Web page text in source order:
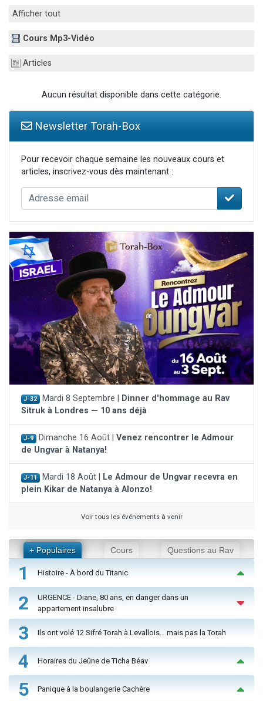
Afficher tout
Cours Mp3-Vidéo
Articles
Aucun résultat disponible dans cette catégorie.
Newsletter Torah-Box
Pour recevoir chaque semaine les nouveaux cours et
articles, inscrivez-vous dès maintenant :
J-32 Mardi 8 Septembre |
Dinner d'hommage au Rav
Sitruk à Londres — 10 ans déjà
J-9 Dimanche 16 Août | Venez rencontrer le Admour
de Ungvar à Natanya!
J-11 Mardi 18 Août |
Le Admour de Ungvar recevra en
plein Kikar de Natanya à Alonzo!
Voir tous les événements à venir
+ Populaires Cours Questions au Rav
1 Histoire - À bord du Titanic
2
URGENCE - Diane, 80 ans, en danger dans un
appartement insalubre
3 Ils ont volé 12 Sifré Torah à Levallois… mais pas la Torah
4 Horaires du Jeûne de Ticha Béav
5 Panique à la boulangerie Cachère